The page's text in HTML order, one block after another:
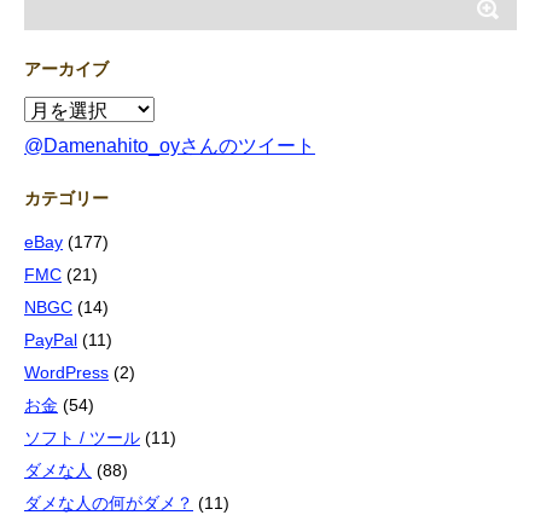
アーカイブ
@Damenahito_oyさんのツイート
カテゴリー
eBay (177)
FMC (21)
NBGC (14)
PayPal (11)
WordPress (2)
お金 (54)
ソフト / ツール (11)
ダメな人 (88)
ダメな人の何がダメ？ (11)